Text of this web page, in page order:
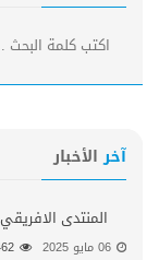
آخرالأخبار
المنتدى
06 مايو 2025